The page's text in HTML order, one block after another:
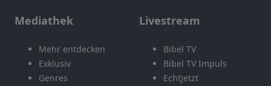
Mediathek
Mehr entdecken
Exklusiv
Genres
Livestream
Bibel TV
Bibel TV Impuls
EchtJetzt